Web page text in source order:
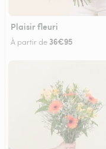
Plaisir fleuri
À partir de 36€95